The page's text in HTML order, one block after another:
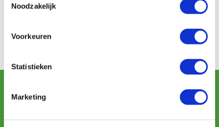
Noodzakelijk
Voorkeuren
Statistieken
Marketing
onafhankelijke dienstverlener voor het verkrijgen van
beoordelingen. Trusted Shops heeft maatregelen
genomen om ervoor te zorgen dat het om echte
beoordelingen gaat.
en ontvang aanbiedingen, nieuwe producten en tips.